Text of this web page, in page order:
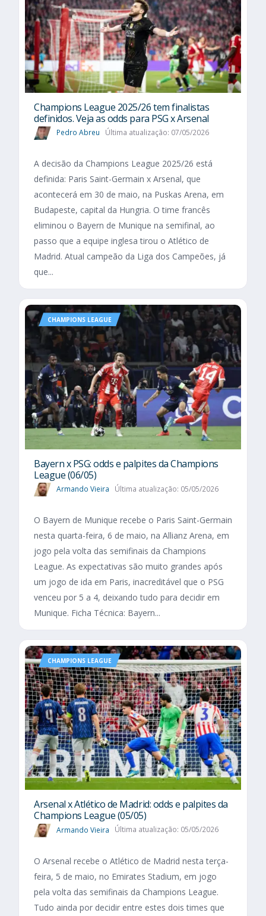
Champions League 2025/26 tem finalistas
definidos. Veja as odds para PSG x Arsenal
Pedro Abreu Última atualização: 07/05/2026
A decisão da Champions League 2025/26 está
definida: Paris Saint-Germain x Arsenal, que
acontecerá em 30 de maio, na Puskas Arena, em
Budapeste, capital da Hungria. O time francês
eliminou o Bayern de Munique na semifinal, ao
passo que a equipe inglesa tirou o Atlético de
Madrid. Atual campeão da Liga dos Campeões, já
que...
CHAMPIONS LEAGUE
Bayern x PSG: odds e palpites da Champions
League (06/05)
Armando Vieira Última atualização: 05/05/2026
O Bayern de Munique recebe o Paris Saint-Germain
nesta quarta-feira, 6 de maio, na Allianz Arena, em
jogo pela volta das semifinais da Champions
League. As expectativas são muito grandes após
um jogo de ida em Paris, inacreditável que o PSG
venceu por 5 a 4, deixando tudo para decidir em
Munique. Ficha Técnica: Bayern...
CHAMPIONS LEAGUE
Arsenal x Atlético de Madrid: odds e palpites da
Champions League (05/05)
Armando Vieira Última atualização: 05/05/2026
O Arsenal recebe o Atlético de Madrid nesta terça-
feira, 5 de maio, no Emirates Stadium, em jogo
pela volta das semifinais da Champions League.
Tudo ainda por decidir entre estes dois times que